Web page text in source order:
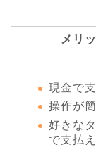
メリ
現金で
操作が
好きな
で支払